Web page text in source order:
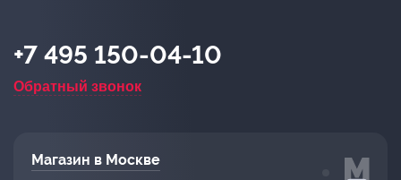
+7 495 150-04-10
Обратный звонок
Магазин в Москве